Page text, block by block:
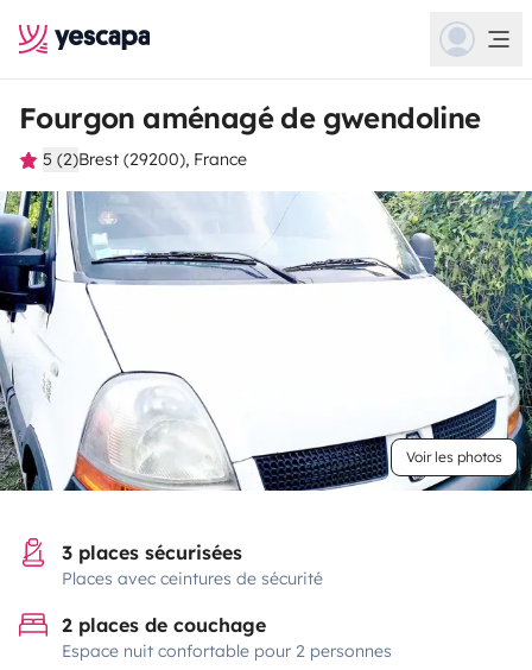
Fourgon aménagé de gwendoline
5 (2)Brest (29200), France
Voir les photos
3 places sécurisées
Places avec ceintures de sécurité
2 places de couchage
Espace nuit confortable pour 2 personnes